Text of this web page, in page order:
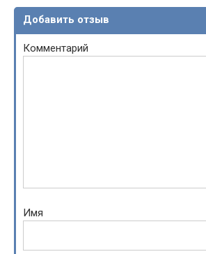
Добавить отзыв
Комментарий
Имя